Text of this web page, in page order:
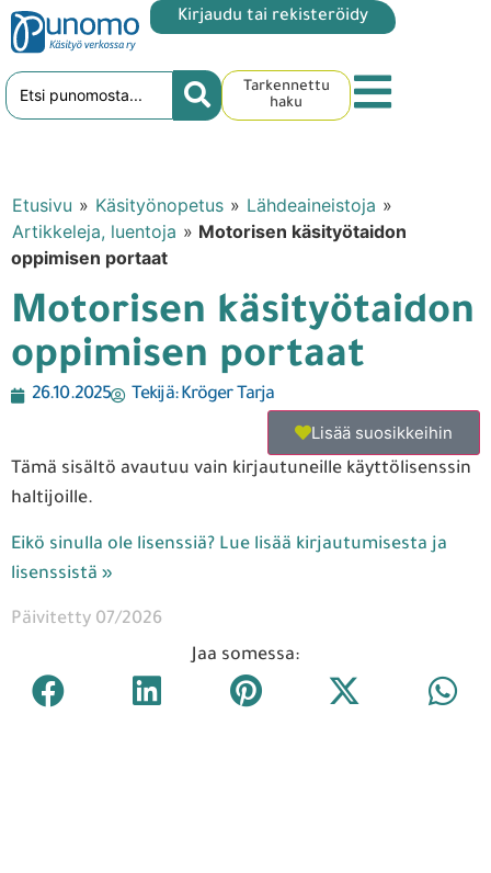
Kirjaudu tai rekisteröidy
Tarkennettu
haku
Etusivu » Käsityönopetus » Lähdeaineistoja »
Artikkeleja, luentoja » Motorisen käsityötaidon
oppimisen portaat
Motorisen käsityötaidon
oppimisen portaat
26.10.2025 Tekijä:Kröger Tarja
Lisää suosikkeihin
Tämä sisältö avautuu vain kirjautuneille käyttölisenssin
haltijoille.
Eikö sinulla ole lisenssiä? Lue lisää kirjautumisesta ja
lisenssistä »
Päivitetty 07/2026
Jaa somessa: